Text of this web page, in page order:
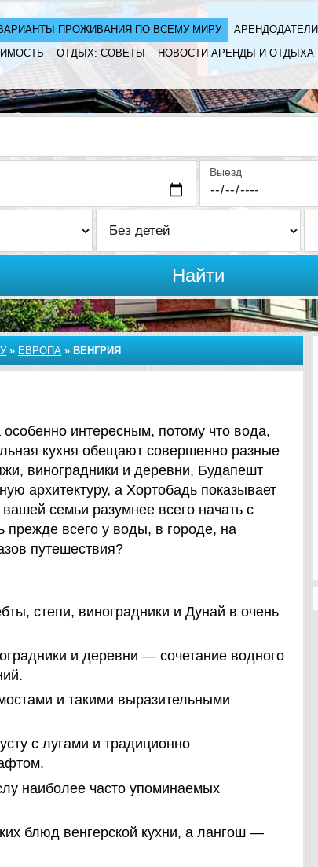
ПРОЖИВАНИЯ ПО ВСЕМУ МИРУ
АРЕНДОДАТЕЛИ
ОТДЫХ: СОВЕТЫ
НОВОСТИ АРЕНДЫ И ОТДЫХА
Выезд
Найти
» ЕВРОПА » ВЕНГРИЯ
интересным, потому что вода,
кухня обещают совершенно разные
виноградники и деревни, Будапешт
архитектуру, а Хортобадь показывает
семьи разумнее всего начать с
прежде всего у воды, в городе, на
путешествия?
степи, виноградники и Дунай в очень
и деревни — сочетание водного
и такими выразительными
с лугами и традиционно
наиболее часто упоминаемых
блюд венгерской кухни, а лангош —